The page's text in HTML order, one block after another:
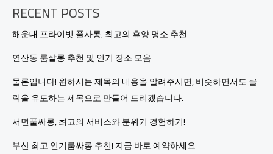
RECENT POSTS
해운대 프라이빗 풀사롱, 최고의 휴양 명소 추천
연산동 룸살롱 추천 및 인기 장소 모음
물론입니다! 원하시는 제목의 내용을 알려주시면, 비슷하면서도 클
릭을 유도하는 제목으로 만들어 드리겠습니다.
서면풀싸롱, 최고의 서비스와 분위기 경험하기!
부산 최고 인기룸싸롱 추천! 지금 바로 예약하세요